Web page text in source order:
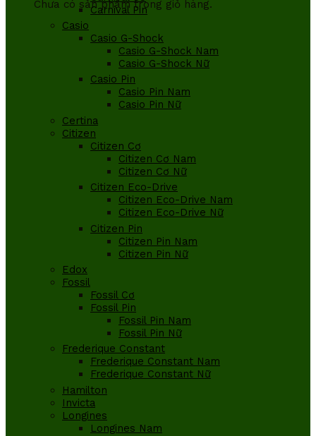
Chưa có sản phẩm trong giỏ hàng.
Carnival Pin
Casio
Casio G-Shock
Casio G-Shock Nam
Casio G-Shock Nữ
Casio Pin
Casio Pin Nam
Casio Pin Nữ
Certina
Citizen
Citizen Cơ
Citizen Cơ Nam
Citizen Cơ Nữ
Citizen Eco-Drive
Citizen Eco-Drive Nam
Citizen Eco-Drive Nữ
Citizen Pin
Citizen Pin Nam
Citizen Pin Nữ
Edox
Fossil
Fossil Cơ
Fossil Pin
Fossil Pin Nam
Fossil Pin Nữ
Frederique Constant
Frederique Constant Nam
Frederique Constant Nữ
Hamilton
Invicta
Longines
Longines Nam